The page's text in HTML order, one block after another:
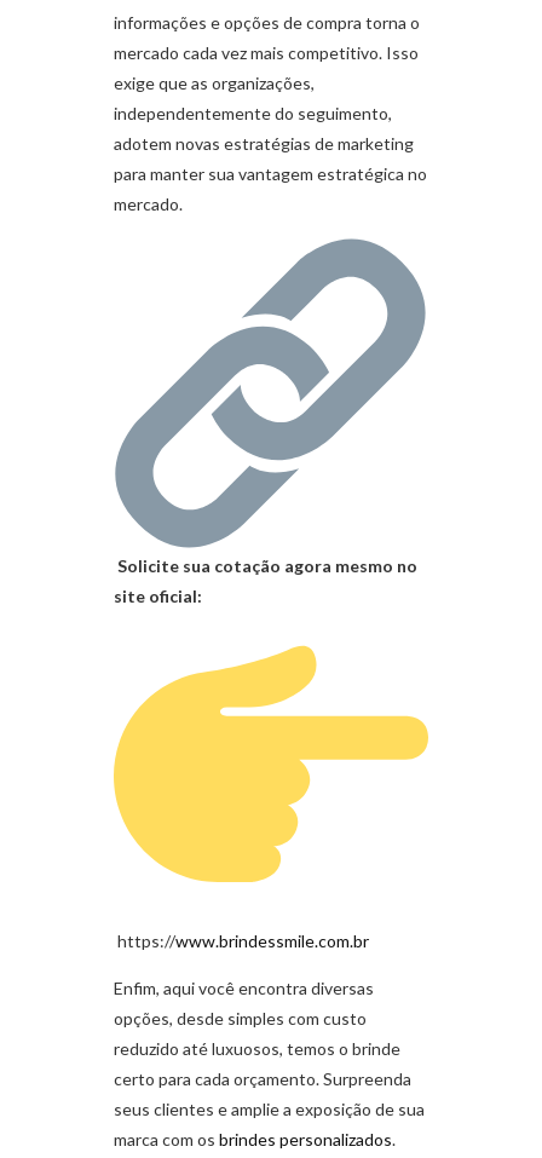
informações e opções de compra torna o
mercado cada vez mais competitivo. Isso
exige que as organizações,
independentemente do seguimento,
adotem novas estratégias de marketing
para manter sua vantagem estratégica no
mercado.
Solicite sua cotação agora mesmo no
site oficial:
https://www.brindessmile.com.br
Enfim, aqui você encontra diversas
opções, desde simples com custo
reduzido até luxuosos, temos o brinde
certo para cada orçamento. Surpreenda
seus clientes e amplie a exposição de sua
marca com os brindes personalizados.